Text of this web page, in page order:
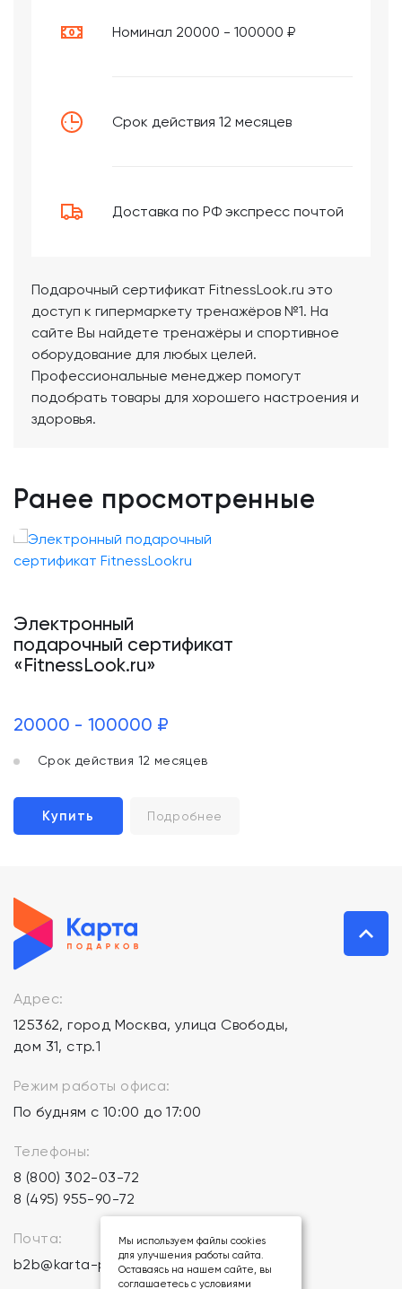
Номинал 20000 - 100000 ₽
Срок действия 12 месяцев
Доставка по РФ экспресс почтой
Подарочный сертификат FitnessLook.ru это
доступ к гипермаркету тренажёров №1. На
сайте Вы найдете тренажёры и спортивное
оборудование для любых целей.
Профессиональные менеджер помогут
подобрать товары для хорошего настроения и
здоровья.
Ранее просмотренные
Электронный
подарочный сертификат
«FitnessLook.ru»
20000 - 100000 ₽
Срок действия 12 месяцев
Купить Подробнее
Адрес:
125362, город Москва, улица Свободы,
дом 31, стр.1
Режим работы офиса:
По будням с 10:00 до 17:00
Телефоны:
8 (800) 302-03-72
8 (495) 955-90-72
Почта:
b2b@karta-podarkov.ru
Мы используем файлы cookies
для улучшения работы сайта.
Оставаясь на нашем сайте, вы
соглашаетесь с условиями